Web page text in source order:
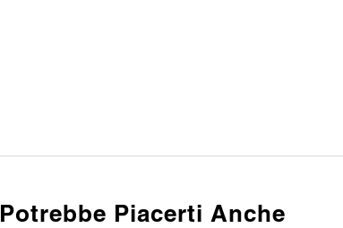
Potrebbe Piacerti Anche